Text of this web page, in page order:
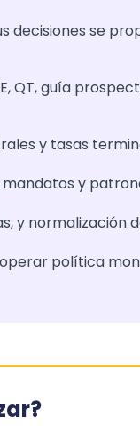
decisiones se
QT, guía
y tasas
mandatos y
y normalización
política